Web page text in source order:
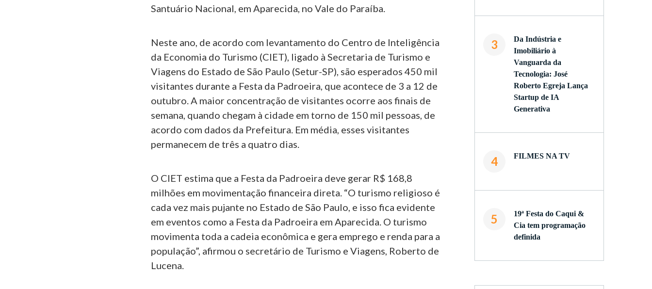
Santuário Nacional, em Aparecida, no Vale do Paraíba.
Neste ano, de acordo com levantamento do Centro de Inteligência
da Economia do Turismo (CIET), ligado à Secretaria de Turismo e
Viagens do Estado de São Paulo (Setur-SP), são esperados 450 mil
visitantes durante a Festa da Padroeira, que acontece de 3 a 12 de
outubro. A maior concentração de visitantes ocorre aos finais de
semana, quando chegam à cidade em torno de 150 mil pessoas, de
acordo com dados da Prefeitura. Em média, esses visitantes
permanecem de três a quatro dias.
O CIET estima que a Festa da Padroeira deve gerar R$ 168,8
milhões em movimentação financeira direta. “O turismo religioso é
cada vez mais pujante no Estado de São Paulo, e isso fica evidente
em eventos como a Festa da Padroeira em Aparecida. O turismo
movimenta toda a cadeia econômica e gera emprego e renda para a
população”, afirmou o secretário de Turismo e Viagens, Roberto de
Lucena.
3
Da Indústria e
Imobiliário à
Vanguarda da
Tecnologia: José
Roberto Egreja Lança
Startup de IA
Generativa
4 FILMES NA TV
5
19ª Festa do Caqui &
Cia tem programação
definida